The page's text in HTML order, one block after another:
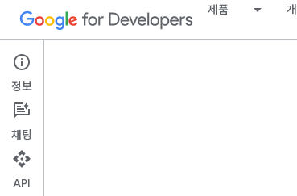
제품
Google Developer Program
Google은 AI 기술을 사용하여 콘
정보
채팅
API